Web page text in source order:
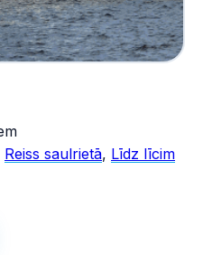
Reiss saulrietā, Līdz līcim